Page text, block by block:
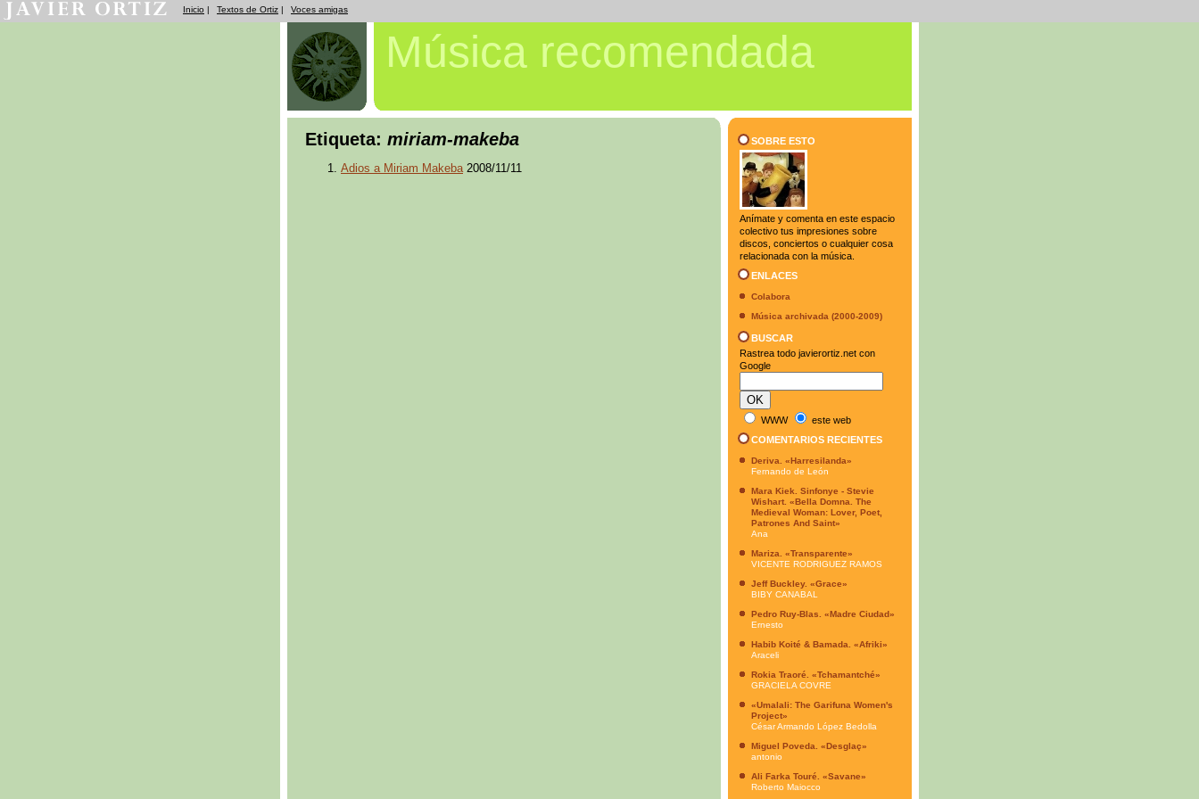
Inicio | Textos de Ortiz | Voces amigas
Música recomendada
Etiqueta: miriam-makeba
Adios a Miriam Makeba2008/11/11
SOBRE ESTO
Anímate y comenta en este espacio
colectivo tus impresiones sobre
discos, conciertos o cualquier cosa
relacionada con la música.
ENLACES
Colabora
Música archivada (2000-2009)
BUSCAR
Rastrea todo javierortiz.net con
Google
WWW
este web
COMENTARIOS RECIENTES
Deriva. «Harresilanda»
Fernando de León
Mara Kiek. Sinfonye - Stevie
Wishart. «Bella Domna. The
Medieval Woman: Lover, Poet,
Patrones And Saint»
Ana
Mariza. «Transparente»
VICENTE RODRIGUEZ RAMOS
Jeff Buckley. «Grace»
BIBY CANABAL
Pedro Ruy-Blas. «Madre Ciudad»
Ernesto
Habib Koité & Bamada. «Afriki»
Araceli
Rokia Traoré. «Tchamantché»
GRACIELA COVRE
«Umalali: The Garifuna Women's
Project»
César Armando López Bedolla
Miguel Poveda. «Desglaç»
antonio
Ali Farka Touré. «Savane»
Roberto Maiocco